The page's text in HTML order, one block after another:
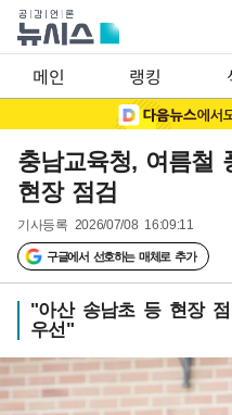
메인 랭킹
충남교육청, 여름철
현장 점검
기사등록 2026/07/08 16:09:11
구글에서 선호하는 매체로 추가
"아산 송남초 등 현장
우선"